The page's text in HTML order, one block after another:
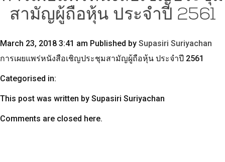
สามัญผู้ถือหุ้น ประจำปี 2561
March 23, 2018 3:41 am Published by Supasiri Suriyachan
การเผยแพร่หนังสือเชิญประชุมสามัญผู้ถือหุ้น ประจำปี 2561
Categorised in:
This post was written by Supasiri Suriyachan
Comments are closed here.